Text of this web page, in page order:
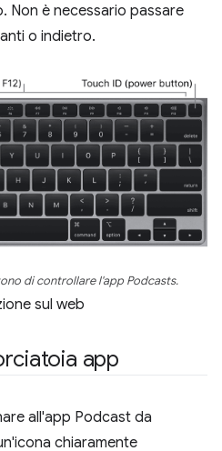
Non è necessario passare
o indietro.
di controllare l'app Podcasts.
sul web
app
all'app Podcast da
chiaramente